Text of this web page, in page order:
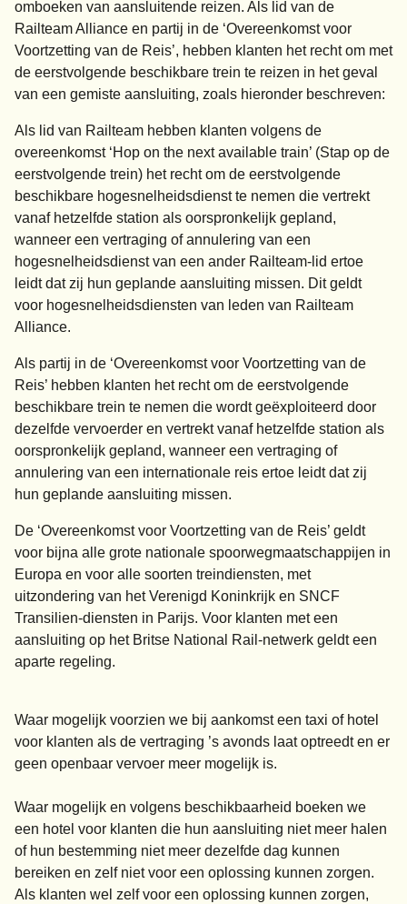
omboeken van aansluitende reizen. Als lid van de
Railteam Alliance en partij in de ‘Overeenkomst voor
Voortzetting van de Reis’, hebben klanten het recht om met
de eerstvolgende beschikbare trein te reizen in het geval
van een gemiste aansluiting, zoals hieronder beschreven:
Als lid van Railteam hebben klanten volgens de
overeenkomst ‘Hop on the next available train’ (Stap op de
eerstvolgende trein) het recht om de eerstvolgende
beschikbare hogesnelheidsdienst te nemen die vertrekt
vanaf hetzelfde station als oorspronkelijk gepland,
wanneer een vertraging of annulering van een
hogesnelheidsdienst van een ander Railteam-lid ertoe
leidt dat zij hun geplande aansluiting missen. Dit geldt
voor hogesnelheidsdiensten van leden van Railteam
Alliance.
Als partij in de ‘Overeenkomst voor Voortzetting van de
Reis’ hebben klanten het recht om de eerstvolgende
beschikbare trein te nemen die wordt geëxploiteerd door
dezelfde vervoerder en vertrekt vanaf hetzelfde station als
oorspronkelijk gepland, wanneer een vertraging of
annulering van een internationale reis ertoe leidt dat zij
hun geplande aansluiting missen.
De ‘Overeenkomst voor Voortzetting van de Reis’ geldt
voor bijna alle grote nationale spoorwegmaatschappijen in
Europa en voor alle soorten treindiensten, met
uitzondering van het Verenigd Koninkrijk en SNCF
Transilien-diensten in Parijs. Voor klanten met een
aansluiting op het Britse National Rail-netwerk geldt een
aparte regeling.
Waar mogelijk voorzien we bij aankomst een taxi of hotel
voor klanten als de vertraging ’s avonds laat optreedt en er
geen openbaar vervoer meer mogelijk is.
Waar mogelijk en volgens beschikbaarheid boeken we
een hotel voor klanten die hun aansluiting niet meer halen
of hun bestemming niet meer dezelfde dag kunnen
bereiken en zelf niet voor een oplossing kunnen zorgen.
Als klanten wel zelf voor een oplossing kunnen zorgen,